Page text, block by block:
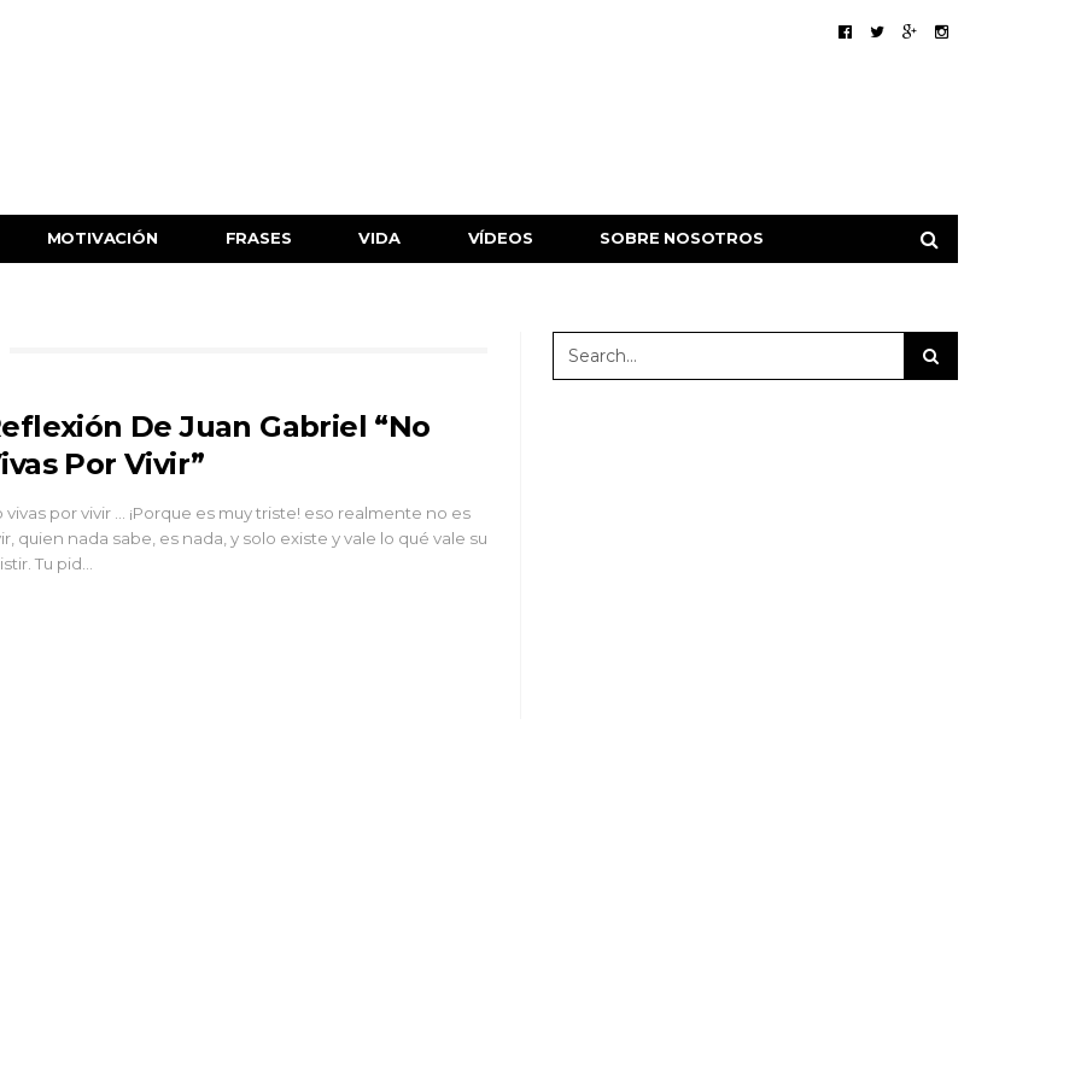
MOTIVACIÓN FRASES VIDA VÍDEOS SOBRE NOSOTROS
De Juan Gabriel “No
Por Vivir”
vivas por vivir ... ¡Porque es muy triste! eso realmente no es
quien nada sabe, es nada, y solo existe y vale lo qué vale su
Tu pid…